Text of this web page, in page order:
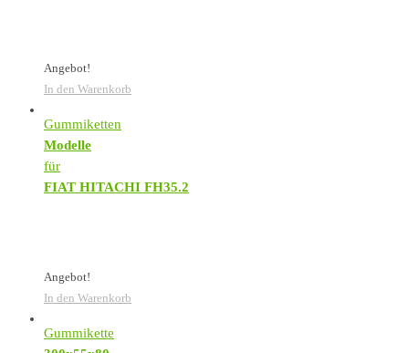
Angebot!
In den Warenkorb
Gummiketten
Modelle
für
FIAT HITACHI FH35.2
Angebot!
In den Warenkorb
Gummikette